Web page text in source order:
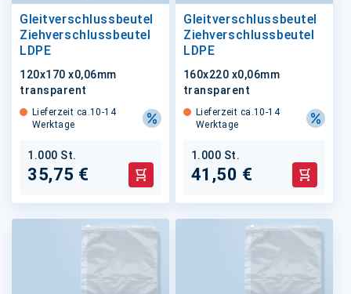
Gleitverschlussbeutel
Ziehverschlussbeutel
LDPE
120x170 x0,06mm
transparent
Lieferzeit ca.10-14
Werktage
1.000 St.
35,75 € In den Warenkorb
Gleitverschlussbeutel
Ziehverschlussbeutel
LDPE
160x220 x0,06mm
transparent
Lieferzeit ca.10-14
Werktage
1.000 St.
41,50 € In den